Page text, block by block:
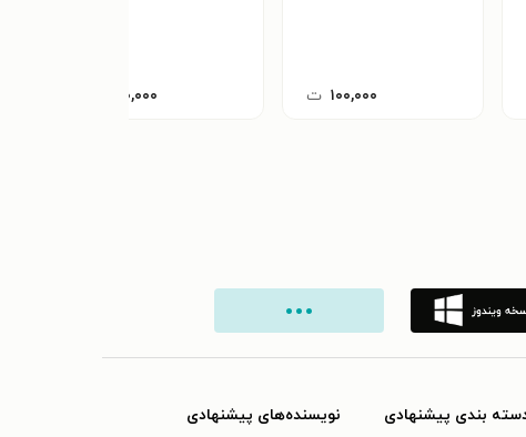
۱۰۰,۰۰۰ ت ۱۰۰,۰۰۰
بندی پیشنهادی
نویسنده‌های پیشنهادی